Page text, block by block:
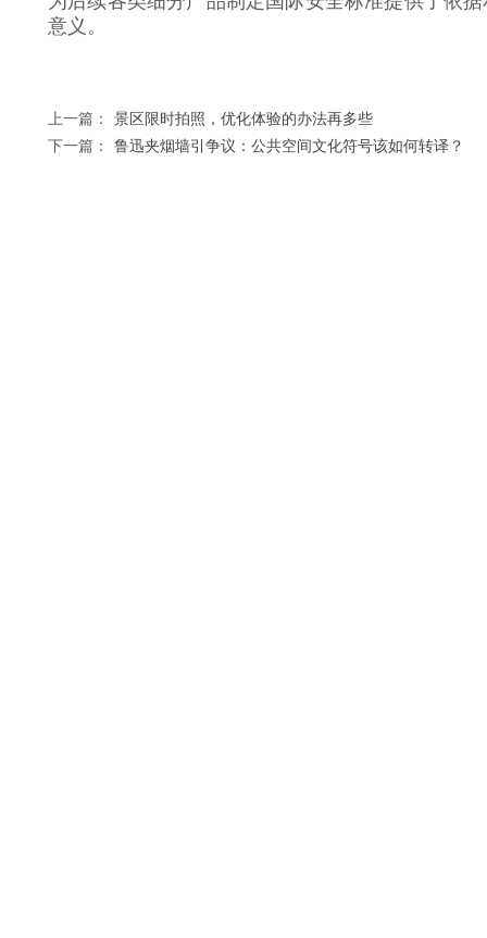
意义。
上一篇：
景区限时拍照，优化体验的办法再多些
下一篇：
鲁迅夹烟墙引争议：公共空间文化符号该如何转译？